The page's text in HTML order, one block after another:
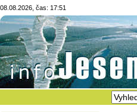
08.08.2026, čas: 17:51